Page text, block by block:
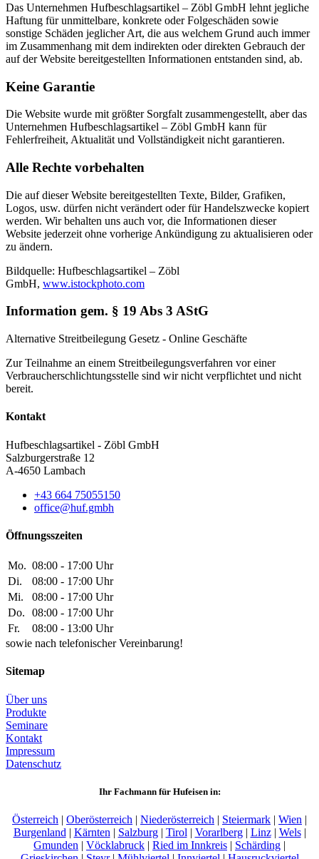
Das Unternehmen Hufbeschlagsartikel – Zöbl GmbH lehnt jegliche
Haftung für unmittelbare, konkrete oder Folgeschäden sowie
sonstige Schäden jeglicher Art, die aus welchem Grund auch immer
im Zusammenhang mit dem indirekten oder direkten Gebrauch der
auf der Website bereitgestellten Informationen entstanden sind, ab.
Keine Garantie
Die Website wurde mit größter Sorgfalt zusammengestellt, aber das
Unternehmen Hufbeschlagsartikel – Zöbl GmbH kann für
Fehlerfreiheit, Aktualität und Vollständigkeit nicht garantieren.
Alle Rechte vorbehalten
Die auf dieser Website bereitgestellten Texte, Bilder, Grafiken,
Logos, usw. dürfen nicht verändert oder für Handelszwecke kopiert
werden. Wir behalten uns auch vor, die Informationen dieser
Website jederzeit ohne vorherige Ankündigung zu aktualisieren oder
zu ändern.
Bildquelle: Hufbeschlagsartikel – Zöbl
GmbH, www.istockphoto.com
Information gem. § 19 Abs 3 AStG
Alternative Streitbeilegung Gesetz - Online Geschäfte
Zur Teilnahme an einem Streitbeilegungsverfahren vor einer
Verbraucherschlichtungsstelle sind wir nicht verpflichtet und nicht
bereit.
Kontakt
Hufbeschlagsartikel - Zöbl GmbH
Salzburgerstraße 12
A-4650 Lambach
+43 664 75055150
office@huf.gmbh
Öffnungsszeiten
Mo. 08:00 - 17:00 Uhr
Di.
08:00 - 17:00 Uhr
Mi.
08:00 - 17:00 Uhr
Do.
08:00 - 17:00 Uhr
Fr.
08:00 - 13:00 Uhr
sowie nach telefonischer Vereinbarung!
Sitemap
Über uns
Produkte
Seminare
Kontakt
Impressum
Datenschutz
Ihr Fachmann für Hufeisen in:
Österreich | Oberösterreich | Niederösterreich | Steiermark | Wien |
Burgenland | Kärnten | Salzburg| Tirol | Vorarlberg| Linz| Wels|
Gmunden | Vöcklabruck | Ried im Innkreis | Schärding |